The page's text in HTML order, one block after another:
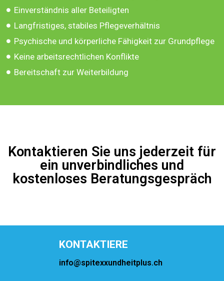
Einverständnis aller Beteiligten
Langfristiges, stabiles Pflegeverhältnis
Psychische und körperliche Fähigkeit zur Grundpflege
Keine arbeitsrechtlichen Konflikte
Bereitschaft zur Weiterbildung
Kontaktieren Sie uns jederzeit für
ein unverbindliches und
kostenloses Beratungsgespräch
KONTAKTIERE
info@spitexxundheitplus.ch